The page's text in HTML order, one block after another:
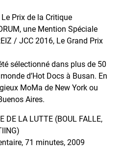
Prix de la Critique
une Mention Spéciale
/ JCC 2016, Le Grand Prix
sélectionné dans plus de 50
d’Hot Docs à Busan. En
MoMa de New York ou
Aires.
DE LA LUTTE (BOUL FALLE,
71 minutes, 2009